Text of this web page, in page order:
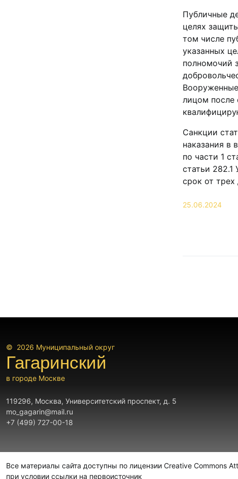
Публичные
целях
том числе
указанных
полномочий
лицом после
Санкции
наказания в
по части 1
статьи
срок от
25.06.2024
© 2026 Муниципальный округ
Гагаринский
в городе Москве
119296, Москва, Университетский проспект, д. 5
mo_gagarin@mail.ru
+7 (499) 727-00-18
Все материалы сайта доступны по лицензии Creative Commons
при условии ссылки на первоисточник